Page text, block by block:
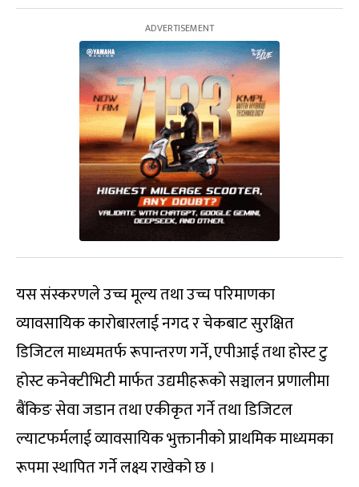
यस संस्करणले उच्च मूल्य तथा उच्च परिमाणका
व्यावसायिक कारोबारलाई नगद र चेकबाट सुरक्षित
डिजिटल माध्यमतर्फ रूपान्तरण गर्ने, एपीआई तथा होस्ट टु
होस्ट कनेक्टीभिटी मार्फत उद्यमीहरूको सञ्चालन प्रणालीमा
बैंकिङ सेवा जडान तथा एकीकृत गर्ने तथा डिजिटल
ल्याटफर्मलाई व्यावसायिक भुक्तानीको प्राथमिक माध्यमका
रूपमा स्थापित गर्ने लक्ष्य राखेको छ ।